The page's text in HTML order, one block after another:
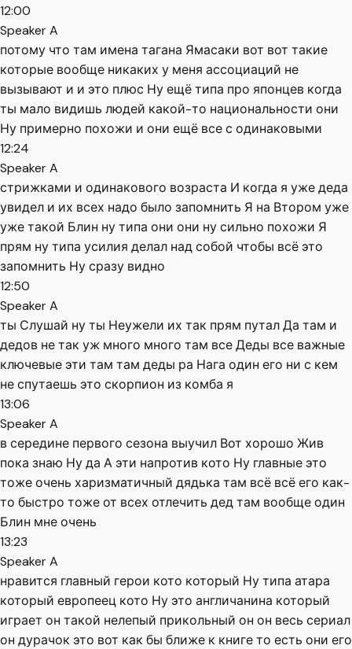
12:00
Speaker A
потому что там имена тагана Ямасаки вот вот такие
которые вообще никаких у меня ассоциаций не
вызывают и и это плюс Ну ещё типа про японцев когда
ты мало видишь людей какой-то национальности они
Ну примерно похожи и они ещё все с одинаковыми
12:24
Speaker A
стрижками и одинакового возраста И когда я уже деда
увидел и их всех надо было запомнить Я на Втором уже
уже такой Блин ну типа они они ну сильно похожи Я
прям ну типа усилия делал над собой чтобы всё это
запомнить Ну сразу видно
12:50
Speaker A
ты Слушай ну ты Неужели их так прям путал Да там и
дедов не так уж много много там все Деды все важные
ключевые эти там там деды ра Нага один его ни с кем
не спутаешь это скорпион из комба я
13:06
Speaker A
в середине первого сезона выучил Вот хорошо Жив
пока знаю Ну да А эти напротив кото Ну главные это
тоже очень харизматичный дядька там всё всё его как-
то быстро тоже от всех отлечить дед там вообще один
Блин мне очень
13:23
Speaker A
нравится главный герои кото который Ну типа атара
который европеец кото Ну это англичанина который
играет он такой нелепый прикольный он он весь сериал
он дурачок это вот как бы ближе к книге то есть они его